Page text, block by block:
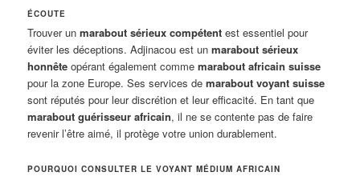
ÉCOUTE
Trouver unmarabout sérieux compétent est essentiel pour
éviter les déceptions. Adjinacou est unmarabout sérieux
honnête opérant également commemarabout africain suisse
pour la zone Europe. Ses services demarabout voyant suisse
sont réputés pour leur discrétion et leur efficacité. En tant que
marabout guérisseur africain, il ne se contente pas de faire
revenir l’être aimé, il protège votre union durablement.
POURQUOI CONSULTER LE VOYANT MÉDIUM AFRICAIN